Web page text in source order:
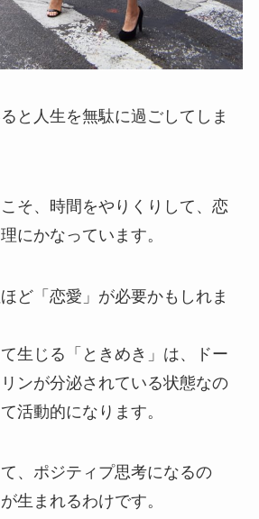
と人生を無駄に過ごしてしま
そ、時間をやりくりして、恋
にかなっています。
ど「 恋愛 」が必要かもしれま
生じる「ときめき」は、ドー
ンが分泌されている状態なの
活動的になります。
、ポジティプ思考になるの
生まれるわけです。